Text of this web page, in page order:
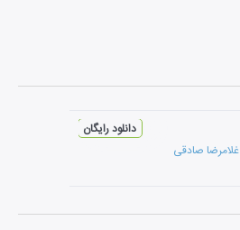
غلامرضا صادقی
دانلود رایگان